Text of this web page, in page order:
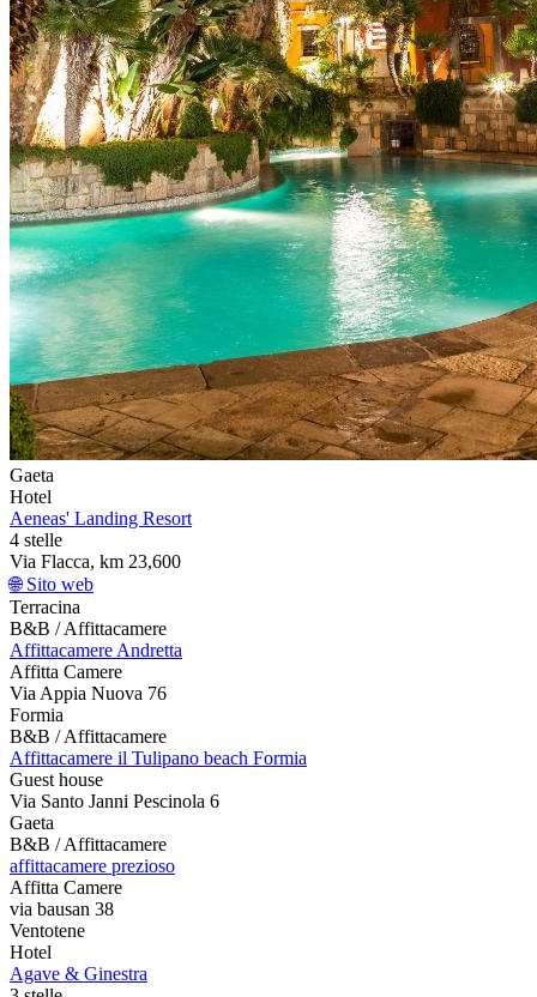
Gaeta
Hotel
Aeneas' Landing Resort
4 stelle
Via Flacca, km 23,600
🌐 Sito web
Terracina
B&B / Affittacamere
Affittacamere Andretta
Affitta Camere
Via Appia Nuova 76
Formia
B&B / Affittacamere
Affittacamere il Tulipano beach Formia
Guest house
Via Santo Janni Pescinola 6
Gaeta
B&B / Affittacamere
affittacamere prezioso
Affitta Camere
via bausan 38
Ventotene
Hotel
Agave & Ginestra